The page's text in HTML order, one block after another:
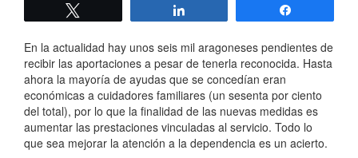
En la actualidad hay unos seis mil aragoneses pendientes de
recibir las aportaciones a pesar de tenerla reconocida. Hasta
ahora la mayoría de ayudas que se concedían eran
económicas a cuidadores familiares (un sesenta por ciento
del total), por lo que la finalidad de las nuevas medidas es
aumentar las prestaciones vinculadas al servicio. Todo lo
que sea mejorar la atención a la dependencia es un acierto.